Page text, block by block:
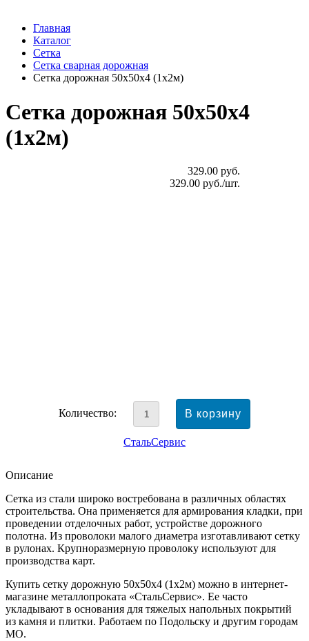
Главная
Каталог
Cетка
Сетка сварная дорожная
Сетка дорожная 50x50x4 (1х2м)
Сетка дорожная 50x50x4
(1х2м)
329.00 руб.
329.00 руб./шт.
Количество:
СтальСервис
Описание
Сетка из стали широко востребована в различных областях
строительства. Она применяется для армирования кладки, при
проведении отделочных работ, устройстве дорожного
полотна. Из проволоки малого диаметра изготавливают сетку
в рулонах. Крупноразмерную проволоку используют для
производства карт.
Купить сетку дорожную 50x50x4 (1х2м) можно в интернет-
магазине металлопроката «СтальСервис». Ее часто
укладывают в основания для тяжелых напольных покрытий
из камня и плитки. Работаем по Подольску и другим городам
МО.